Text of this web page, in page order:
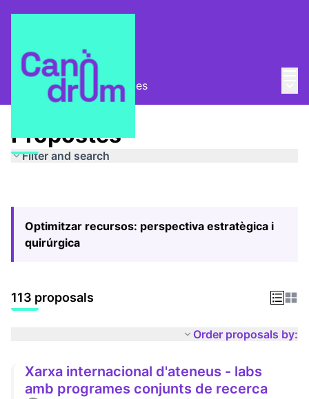
Pla Estratègic Propostes
Propostes
Filter and search
Optimitzar recursos: perspectiva estratègica i
quirúrgica
113 proposals
Order proposals by:
Xarxa internacional d'ateneus - labs
amb programes conjunts de recerca